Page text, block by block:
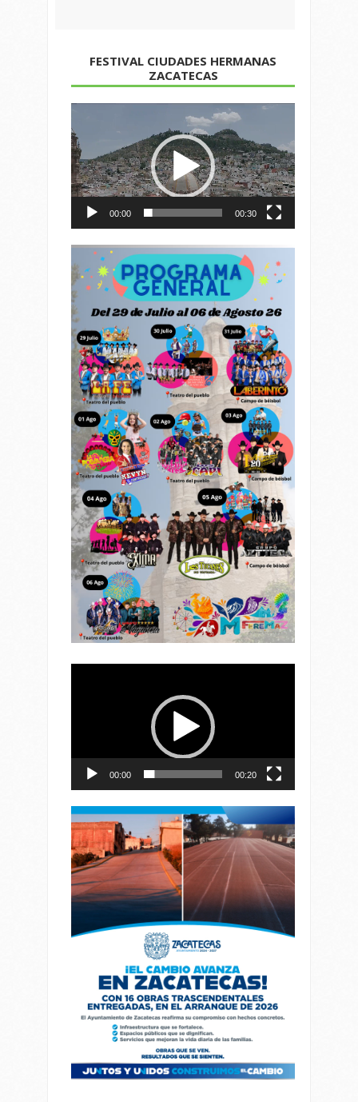
FESTIVAL CIUDADES HERMANAS
ZACATECAS
de
vídeo
00:00 00:30
00:00 00:20